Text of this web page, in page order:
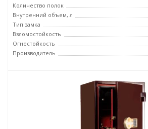
Количество полок
Внутренний объем, л
Тип замка
Взломостойкость
Огнестойкость
Производитель